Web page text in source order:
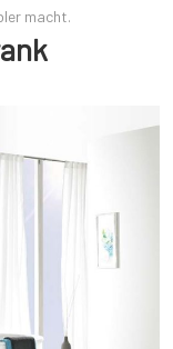
macht.